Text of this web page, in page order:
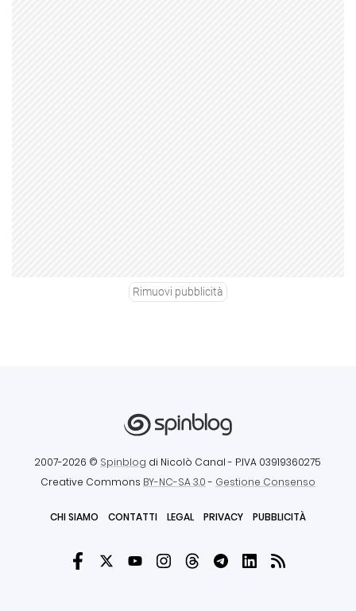
Rimuovi pubblicità
2007-2026 © Spinblog di Nicolò Canal - P.IVA 03919360275
Creative Commons BY-NC-SA 3.0- Gestione Consenso
CHI SIAMO CONTATTI LEGAL PRIVACY PUBBLICITÀ